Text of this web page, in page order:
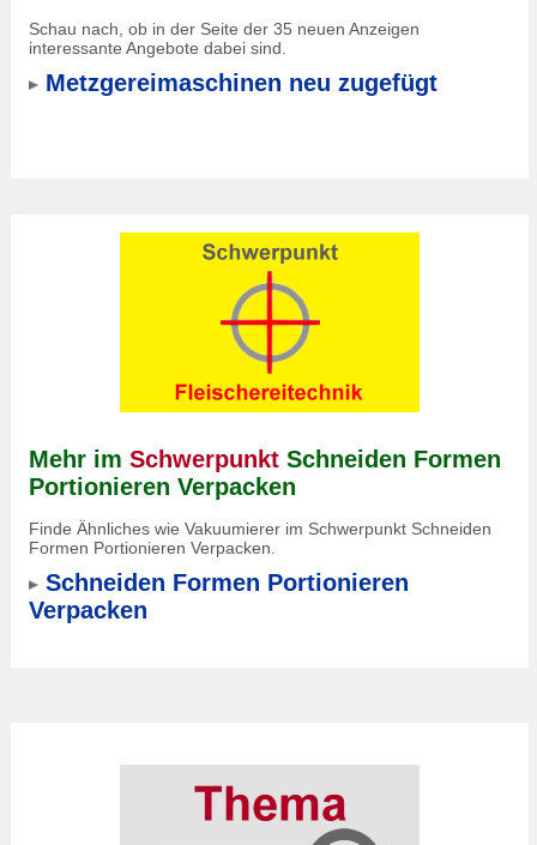
Schau nach, ob in der Seite der 35 neuen Anzeigen
interessante Angebote dabei sind.
Metzgereimaschinen neu zugefügt
Mehr im Schwerpunkt Schneiden Formen
Portionieren Verpacken
Finde Ähnliches wie Vakuumierer im Schwerpunkt Schneiden
Formen Portionieren Verpacken.
Schneiden Formen Portionieren
Verpacken